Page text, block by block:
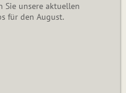
Sie unsere aktuellen
für den August.